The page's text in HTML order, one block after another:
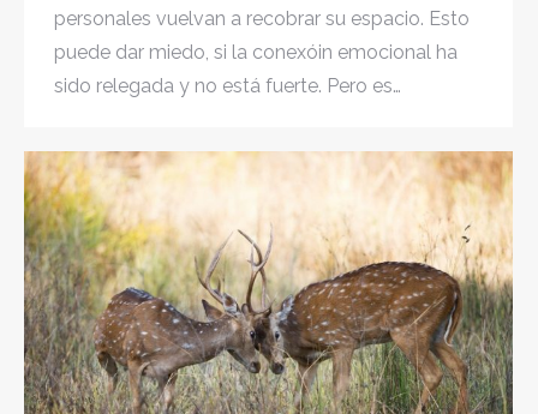
personales vuelvan a recobrar su espacio. Esto
puede dar miedo, si la conexóin emocional ha
sido relegada y no está fuerte. Pero es…